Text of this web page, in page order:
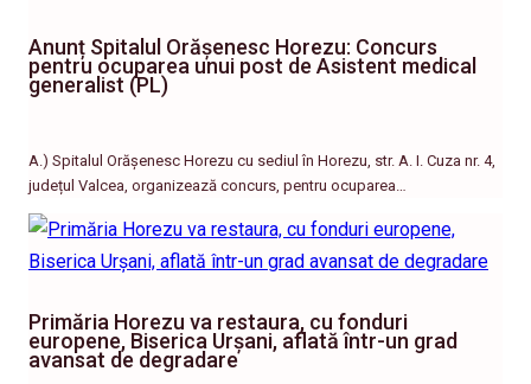
Anunț Spitalul Orășenesc Horezu: Concurs
pentru ocuparea unui post de Asistent medical
generalist (PL)
A.) Spitalul Orășenesc Horezu cu sediul în Horezu, str. A. I. Cuza nr. 4,
județul Valcea, organizează concurs, pentru ocuparea…
Primăria Horezu va restaura, cu fonduri
europene, Biserica Urșani, aflată într-un grad
avansat de degradare